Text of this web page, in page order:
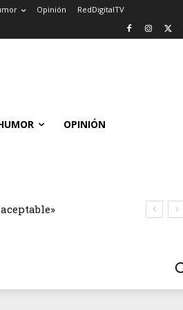
Opinión RedDigitalTV
OPINIÓN